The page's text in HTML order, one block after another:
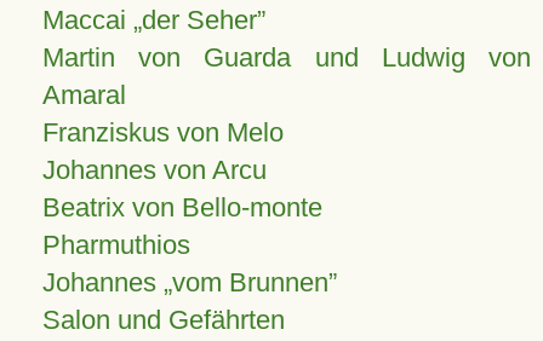
Maccai „der Seher”
Martin von Guarda und Ludwig von
Amaral
Franziskus von Melo
Johannes von Arcu
Beatrix von Bello-monte
Pharmuthios
Johannes vom Brunnen
Salon und Gefährten